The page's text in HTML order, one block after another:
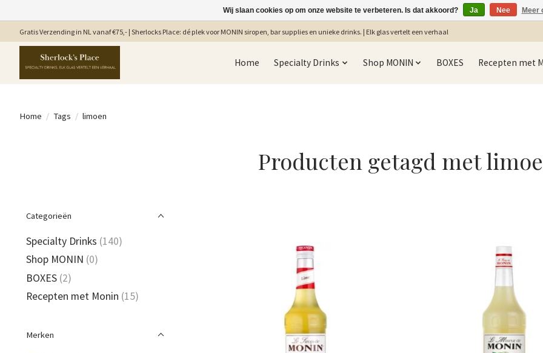
Gratis Verzending in NL vanaf €75,- | Sherlocks Place: dé plek voor MONIN siropen, bar supplies en unieke drinks. | Elk glas vertelt een verhaal
Home Specialty Drinks Shop MONIN BOXES Recepten met
Home / Tags / limoen
Producten getagd met
Categorieën
Specialty Drinks (140)
Shop MONIN (0)
BOXES (2)
Recepten met Monin (15)
Merken
Wij slaan cookies op om onze website te verbeteren. Is dat akkoord? Ja Nee Meer